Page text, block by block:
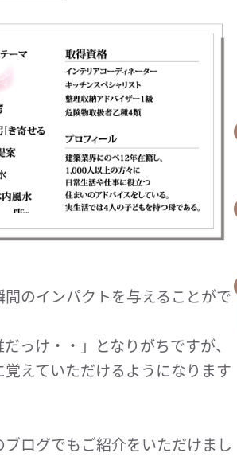
のインパクトを与えることがで
っけ・・」となりがちですが、
えていただけるようになります
ログでもご紹介をいただけまし